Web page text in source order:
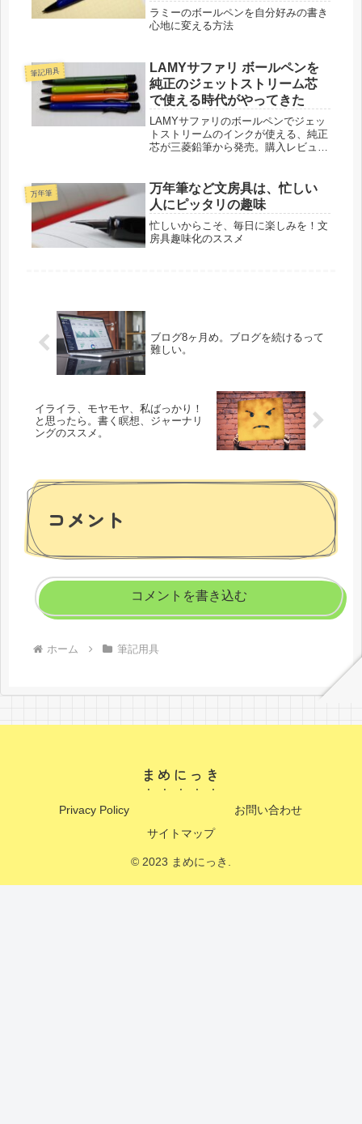
ラミーのボールペンを自分好みの書き
心地に変える方法
筆記用具
LAMYサファリ ボールペンを
純正のジェットストリーム芯
で使える時代がやってきた
LAMYサファリのボールペンでジェッ
トストリームのインクが使える、純正
芯が三菱鉛筆から発売。購入レビュー
万年筆
万年筆など文房具は、忙しい
人にピッタリの趣味
忙しいからこそ、毎日に楽しみを！文
房具趣味化のススメ
ブログ8ヶ月め。ブログを続けるって
難しい。
イライラ、モヤモヤ、私ばっかり！
と思ったら。書く瞑想、ジャーナリ
ングのススメ。
コメント
コメントを書き込む
ホーム 筆記用具
まめにっき
Privacy Policy
お問い合わせ
サイトマップ
© 2023 まめにっき.